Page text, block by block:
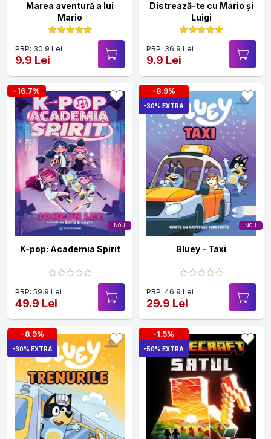
Marea aventură a lui
Mario
PRP: 30.9 Lei
9.9 Lei
Distrează-te cu Mario și
Luigi
PRP: 36.9 Lei
9.9 Lei
NOU
-16.7%
K-pop: Academia Spirit
PRP: 59.9 Lei
49.9 Lei
NOU
-8.9%
-30% EXTRA
Bluey - Taxi
PRP: 46.9 Lei
29.9 Lei
-8.9%
-30% EXTRA
-1.5%
-50% EXTRA